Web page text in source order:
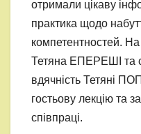
отримали цікаву
практика щодо
компетентностей.
Тетяна ЕПЕРЕШІ та
вдячність Тетяні
гостьову лекцію та
співпраці.